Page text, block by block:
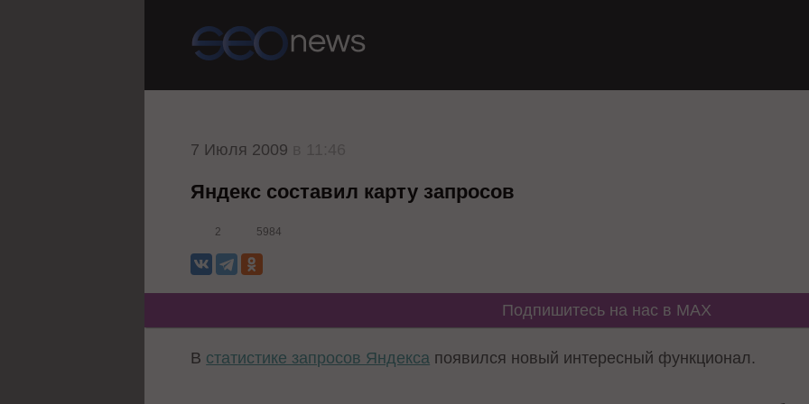
7 Июля 2009
Яндекс составил карту запросов
2 5984
Подпишитесь на нас в MAX
В статистике запросов Яндекса появился новый интересный функционал.